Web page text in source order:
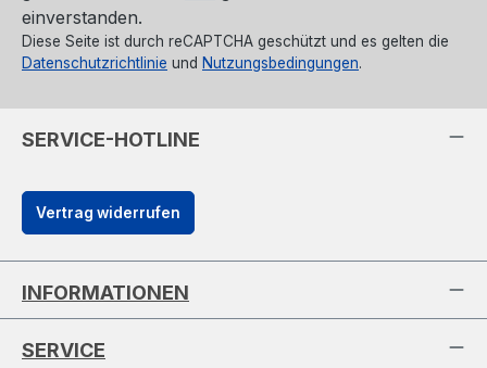
einverstanden.
Diese Seite ist durch reCAPTCHA geschützt und es gelten die
Datenschutzrichtlinie und Nutzungsbedingungen.
SERVICE-HOTLINE
Vertrag widerrufen
INFORMATIONEN
SERVICE